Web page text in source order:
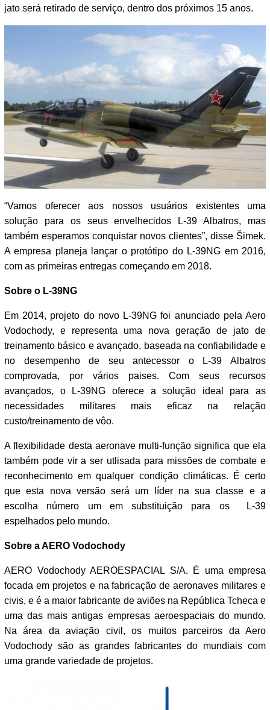
jato será retirado de serviço, dentro dos próximos 15 anos.
“Vamos oferecer aos nossos usuários existentes uma
solução para os seus envelhecidos L-39 Albatros, mas
também esperamos conquistar novos clientes”, disse Šimek.
A empresa planeja lançar o protótipo do L-39NG em 2016,
com as primeiras entregas começando em 2018.
Sobre o L-39NG
Em 2014, projeto do novo L-39NG foi anunciado pela Aero
Vodochody, e representa uma nova geração de jato de
treinamento básico e avançado, baseada na confiabilidade e
no desempenho de seu antecessor o L-39 Albatros
comprovada, por vários paises. Com seus recursos
avançados, o L-39NG oferece a solução ideal para as
necessidades militares mais eficaz na relação
custo/treinamento de vôo.
A flexibilidade desta aeronave multi-função significa que ela
também pode vir a ser utlisada para missões de combate e
reconhecimento em qualquer condição climáticas. É certo
que esta nova versão será um líder na sua classe e a
escolha número um em substituição para os L-39
espelhados pelo mundo.
Sobre a AERO Vodochody
AERO Vodochody AEROESPACIAL S/A. É uma empresa
focada em projetos e na fabricação de aeronaves militares e
civis, e é a maior fabricante de aviões na República Tcheca e
uma das mais antigas empresas aeroespaciais do mundo.
Na área da aviação civil, os muitos parceiros da Aero
Vodochody são as grandes fabricantes do mundiais com
uma grande variedade de projetos.